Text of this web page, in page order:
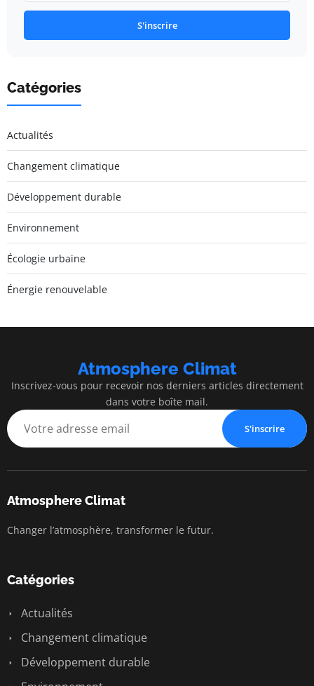
S'inscrire
Catégories
Actualités
Changement climatique
Développement durable
Environnement
Écologie urbaine
Énergie renouvelable
Atmosphere Climat
Inscrivez-vous pour recevoir nos derniers articles directement
dans votre boîte mail.
S'inscrire
Atmosphere Climat
Changer l’atmosphère, transformer le futur.
Catégories
Actualités
Changement climatique
Développement durable